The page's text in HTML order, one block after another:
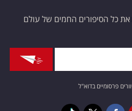
את כל הסיפורים החמים של עולם
פרסומיים בדוא"ל